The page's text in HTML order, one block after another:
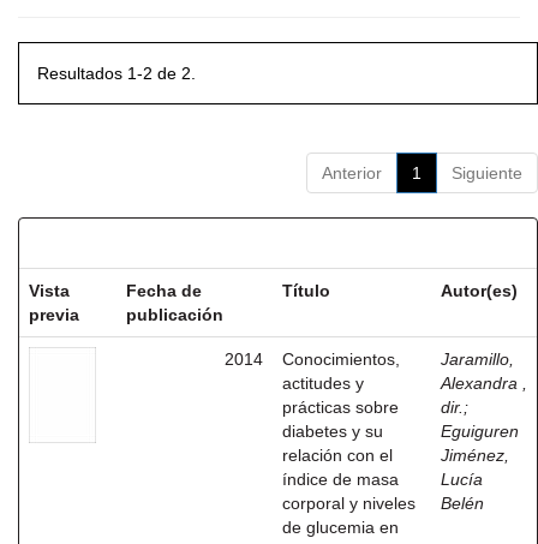
Resultados 1-2 de 2.
Anterior 1 Siguiente
Vista
previa
Fecha de
publicación
Título Autor(es)
2014
Conocimientos,
actitudes y
prácticas sobre
diabetes y su
relación con el
índice de masa
corporal y niveles
de glucemia en
Jaramillo,
Alexandra ,
dir. ;
Eguiguren
Jiménez,
Lucía
Belén